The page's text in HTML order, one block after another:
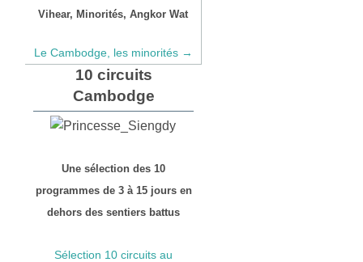
Vihear, Minorités, Angkor Wat
Le Cambodge, les minorités →
10 circuits
Cambodge
Une sélection des 10
programmes de 3 à 15 jours en
dehors des sentiers battus
Sélection 10 circuits au